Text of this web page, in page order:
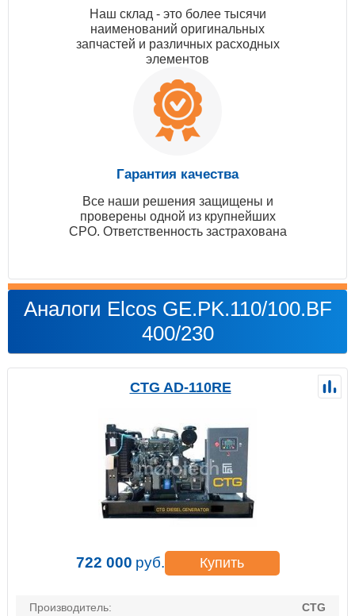
Наш склад - это более тысячи
наименований оригинальных
запчастей и различных расходных
элементов
Гарантия качества
Все наши решения защищены и
проверены одной из крупнейших
СРО. Ответственность застрахована
Аналоги Elcos GE.PK.110/100.BF
400/230
CTG AD-110RE
722 000 руб. Купить
Производитель:
CTG